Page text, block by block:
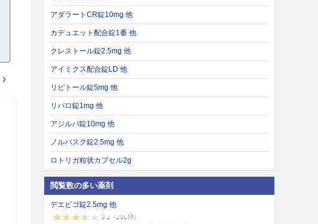
アダラートCR錠10mg 他
カデュエット配合錠1番 他
クレストール錠2.5mg 他
アイミクス配合錠LD 他
リピトール錠5mg 他
リバロ錠1mg 他
アジルバ錠10mg 他
ノルバスク錠2.5mg 他
ロトリガ粒状カプセル2g
閲覧数の多い薬剤
デエビゴ錠2.5mg 他